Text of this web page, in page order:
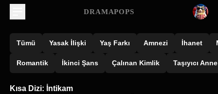
DRAMAPOPS
Tümü Yasak İlişki Yaş Farkı Amnezi İhanet
Romantik İkinci Şans Çalınan Kimlik Taşıyıcı Anne
Kısa Dizi: İntikam